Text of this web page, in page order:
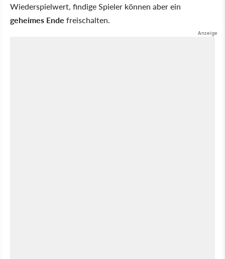
Wiederspielwert, findige Spieler können aber ein
geheimes Ende freischalten.